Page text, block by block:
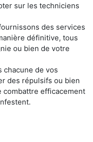
sur les techniciens
des services
définitive, tous
ou bien de votre
chacune de vos
des répulsifs ou bien
combattre efficacement